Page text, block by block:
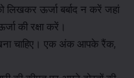
ऊर्जा बर्बाद न करें जहां
की रक्षा करें।
चाहिए। एक अंक आपके रैंक,